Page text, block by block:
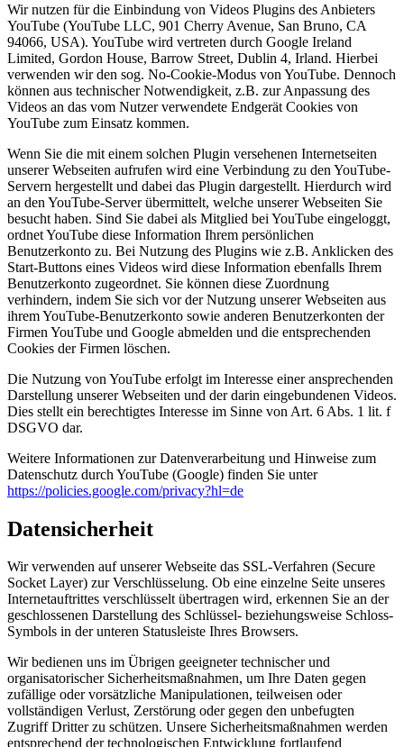
Wir nutzen für die Einbindung von Videos Plugins des Anbieters
YouTube (YouTube LLC, 901 Cherry Avenue, San Bruno, CA
94066, USA). YouTube wird vertreten durch Google Ireland
Limited, Gordon House, Barrow Street, Dublin 4, Irland. Hierbei
verwenden wir den sog. No-Cookie-Modus von YouTube. Dennoch
können aus technischer Notwendigkeit, z.B. zur Anpassung des
Videos an das vom Nutzer verwendete Endgerät Cookies von
YouTube zum Einsatz kommen.
Wenn Sie die mit einem solchen Plugin versehenen Internetseiten
unserer Webseiten aufrufen wird eine Verbindung zu den YouTube-
Servern hergestellt und dabei das Plugin dargestellt. Hierdurch wird
an den YouTube-Server übermittelt, welche unserer Webseiten Sie
besucht haben. Sind Sie dabei als Mitglied bei YouTube eingeloggt,
ordnet YouTube diese Information Ihrem persönlichen
Benutzerkonto zu. Bei Nutzung des Plugins wie z.B. Anklicken des
Start-Buttons eines Videos wird diese Information ebenfalls Ihrem
Benutzerkonto zugeordnet. Sie können diese Zuordnung
verhindern, indem Sie sich vor der Nutzung unserer Webseiten aus
ihrem YouTube-Benutzerkonto sowie anderen Benutzerkonten der
Firmen YouTube und Google abmelden und die entsprechenden
Cookies der Firmen löschen.
Die Nutzung von YouTube erfolgt im Interesse einer ansprechenden
Darstellung unserer Webseiten und der darin eingebundenen Videos.
Dies stellt ein berechtigtes Interesse im Sinne von Art. 6 Abs. 1 lit. f
DSGVO dar.
Weitere Informationen zur Datenverarbeitung und Hinweise zum
Datenschutz durch YouTube (Google) finden Sie unter
https://policies.google.com/privacy?hl=de
Datensicherheit
Wir verwenden auf unserer Webseite das SSL-Verfahren (Secure
Socket Layer) zur Verschlüsselung. Ob eine einzelne Seite unseres
Internetauftrittes verschlüsselt übertragen wird, erkennen Sie an der
geschlossenen Darstellung des Schlüssel- beziehungsweise Schloss-
Symbols in der unteren Statusleiste Ihres Browsers.
Wir bedienen uns im Übrigen geeigneter technischer und
organisatorischer Sicherheitsmaßnahmen, um Ihre Daten gegen
zufällige oder vorsätzliche Manipulationen, teilweisen oder
vollständigen Verlust, Zerstörung oder gegen den unbefugten
Zugriff Dritter zu schützen. Unsere Sicherheitsmaßnahmen werden
entsprechend der technologischen Entwicklung fortlaufend